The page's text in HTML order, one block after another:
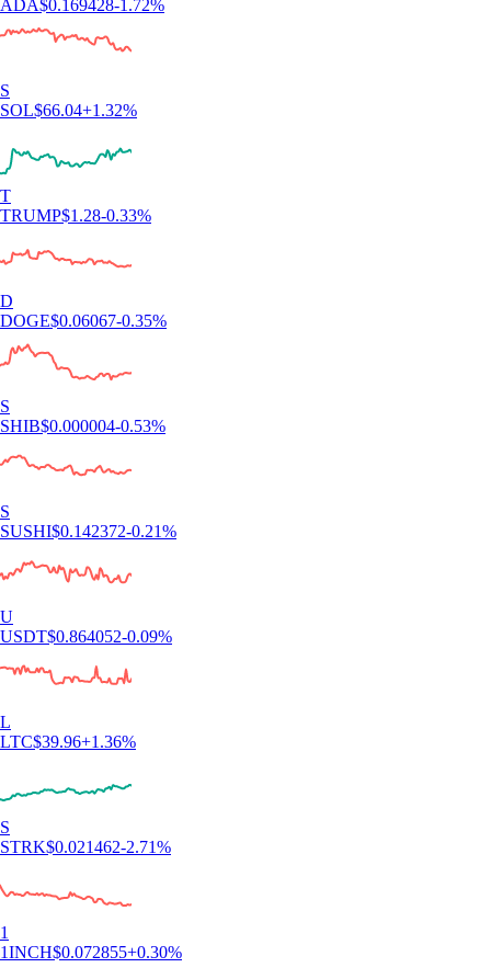
ADA$0.169428-1.72%
S
SOL$66.04+1.32%
T
TRUMP$1.28-0.33%
D
DOGE$0.06067-0.35%
S
SHIB$0.000004-0.53%
S
SUSHI$0.142372-0.21%
U
USDT$0.864052-0.09%
L
LTC$39.96+1.36%
S
STRK$0.021462-2.71%
1
1INCH$0.072855+0.30%